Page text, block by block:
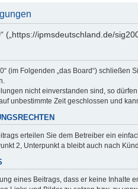
(„https://ipmsdeutschland.de/
(im Folgenden „das Board“)
nicht einverstanden sind, so
unbestimmte Zeit geschlossen und
erteilen Sie dem Betreiber ein
2, Unterpunkt a bleibt auch nach
eines Beitrags, dass er keine Inhalte